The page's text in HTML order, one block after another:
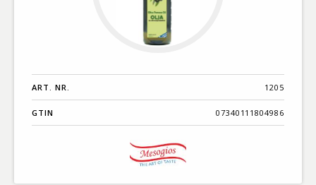
ART. NR. 1205
GTIN 07340111804986